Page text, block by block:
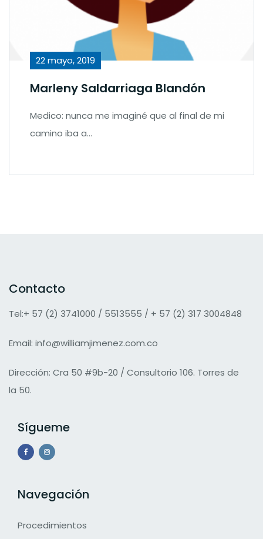
22 mayo, 2019
Marleny Saldarriaga Blandón
Medico: nunca me imaginé que al final de mi
camino iba a…
Contacto
Tel:+ 57 (2) 3741000 / 5513555 / + 57 (2) 317 3004848
Email: info@williamjimenez.com.co
Dirección: Cra 50 #9b-20 / Consultorio 106. Torres de
la 50.
Sígueme
Navegación
Procedimientos